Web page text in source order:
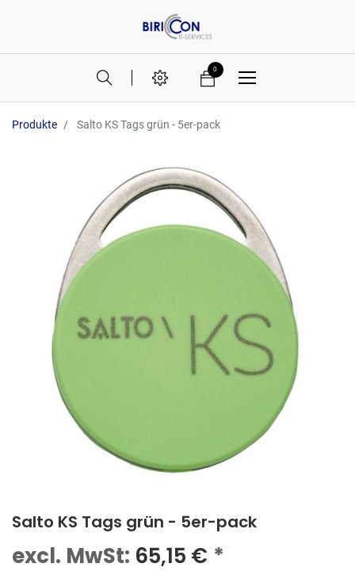
0
Produkte Salto KS Tags grün - 5er-pack
Salto KS Tags grün - 5er-pack
excl. MwSt: 65,15 € *